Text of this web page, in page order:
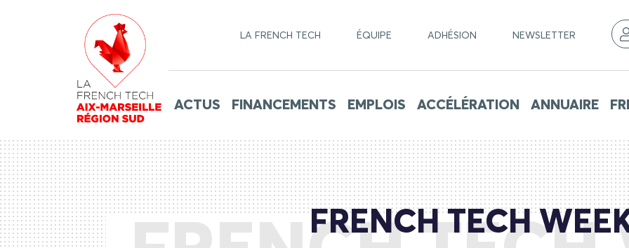
LA FRENCH TECH ÉQUIPE ADHÉSION NEWSLETTER
ACTUS FINANCEMENTS EMPLOIS ACCÉLÉRATION ANNUAIRE
FRENCH TECH